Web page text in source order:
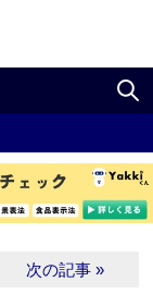
次の記事 »